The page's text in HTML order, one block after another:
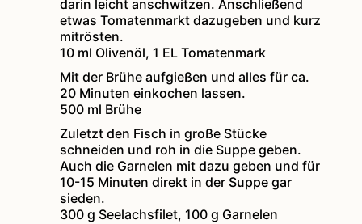
darin leicht anschwitzen. Anschließend
etwas Tomatenmarkt dazugeben und kurz
mitrösten.
10 ml Olivenöl, 1 EL Tomatenmark
Mit der Brühe aufgießen und alles für ca.
20 Minuten einkochen lassen.
500 ml Brühe
Zuletzt den Fisch in große Stücke
schneiden und roh in die Suppe geben.
Auch die Garnelen mit dazu geben und für
10-15 Minuten direkt in der Suppe gar
sieden.
300 g Seelachsfilet, 100 g Garnelen